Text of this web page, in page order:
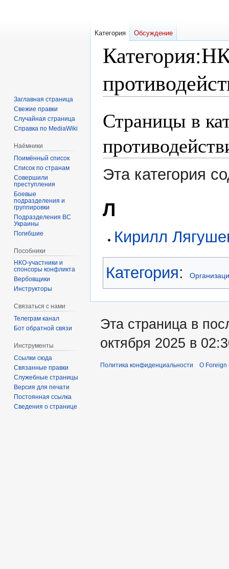
Категория:
ккСтраницы в
Эта категория
Л
Кирилл
Категория:
Категория Обсуждение
Заглавная страница
Свежие правки
Случайная страница
Справка по MediaWiki
Наёмники
Поимённый список
Список по странам
Совершили
преступления
Боевые
подразделения и
группировки
Подразделения ВС
Украины
Погибшие
Пособники
спонсоры конфликта
‏‎Вербовщики
Инструкторы
Связаться с нами
Телеграм канал
Бот обратной связи
Инструменты
Ссылки сюда
Связанные правки
Служебные страницы
Версия для печати
Постоянная ссылка
Сведения о странице
Эта страница в
октября 2025 в
Политика конфиденциальности О Foreign